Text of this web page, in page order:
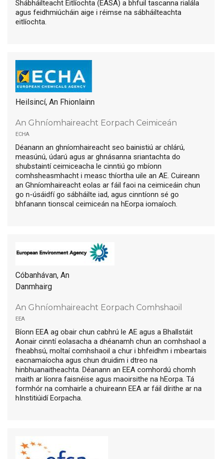
Shábháilteacht Eitlíochta (EASA) a bhfuil tascanna rialála
agus feidhmiúcháin aige i réimse na sábháilteachta
eitlíochta.
Heilsincí, An Fhionlainn
An Ghníomhaireacht Eorpach Ceimiceán
echa
Déanann an ghníomhaireacht seo bainistiú ar chlárú,
measúnú, údarú agus ar ghnásanna sriantachta do
shubstaintí ceimiceacha le cinntiú go mbíonn
comhsheasmhacht i measc thíortha uile an AE. Cuireann
an Ghníomhaireacht eolas ar fáil faoi na ceimiceáin chun
go n-úsáidfí go sábháilte iad, agus cinntíonn sé go
bhfanann tionscal ceimiceán na hEorpa iomaíoch.
Cóbanhávan, An
Danmhairg
An Ghníomhaireacht Eorpach Comhshaoil
eea
Bíonn EEA ag obair chun cabhrú le AE agus a Bhallstáit
Aonair cinntí eolasacha a dhéanamh chun an comhshaol a
fheabhsú, moltaí comhshaoil a chur i bhfeidhm i mbeartais
eacnamaíocha agus chun druidim i dtreo na
hinbhuanaitheachta. Déanann an EEA comhordú chomh
maith ar líonra faisnéise agus maoirsithe na hEorpa. Tá
formhór na comhairle a chuireann EEA ar fáil dírithe ar na
hInstitiúidí Eorpacha.